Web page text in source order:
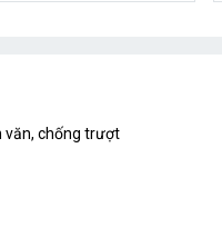
văn, chống trượt